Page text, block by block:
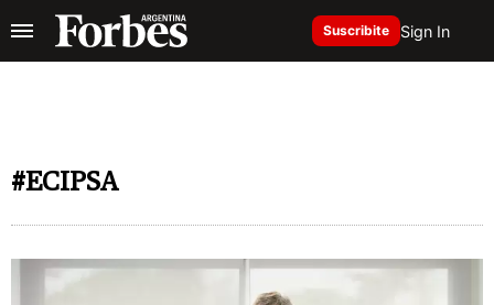
Suscribite Sign In
#ECIPSA